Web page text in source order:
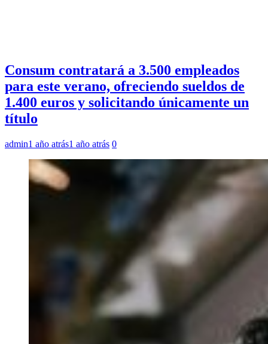
Consum contratará a 3.500 empleados
para este verano, ofreciendo sueldos de
1.400 euros y solicitando únicamente un
título
admin1 año atrás1 año atrás 0